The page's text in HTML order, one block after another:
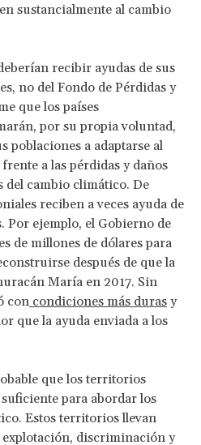
sustancialmente al cambio
recibir ayudas de sus
no del Fondo de Pérdidas y
que los países
por su propia voluntad,
poblaciones a adaptarse al
a las pérdidas y daños
del cambio climático. De
reciben a veces ayuda de
Por ejemplo, el Gobierno de
de millones de dólares para
después de que la
María en 2017. Sin
con condiciones más duras y
que la ayuda enviada a los
que los territorios
para abordar los
Estos territorios llevan
discriminación y